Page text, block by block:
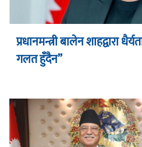
प्रधानमन्त्री बालेन शाहद्वारा
गलत हुँदैन”